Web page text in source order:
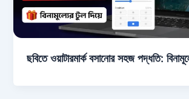
ছবিতে ওয়াটারমার্ক বসানোর সহজ পদ্ধতি: